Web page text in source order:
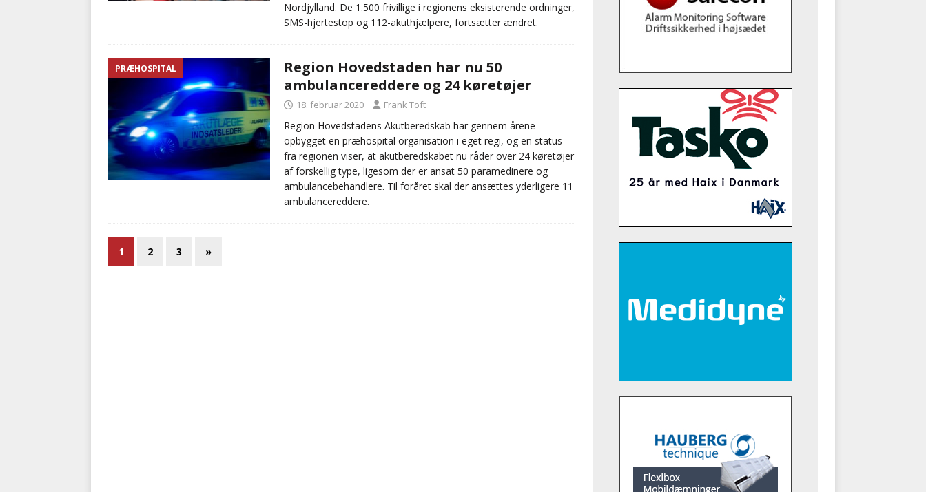
Nordjylland. De 1.500 frivillige i regionens eksisterende ordninger,
SMS-hjertestop og 112-akuthjælpere, fortsætter ændret.
PRÆHOSPITAL
Region Hovedstaden har nu 50
ambulancereddere og 24 køretøjer
18. februar 2020 Frank Toft
Region Hovedstadens Akutberedskab har gennem årene
opbygget en præhospital organisation i eget regi, og en status
fra regionen viser, at akutberedskabet nu råder over 24 køretøjer
af forskellig type, ligesom der er ansat 50 paramedinere og
ambulancebehandlere. Til foråret skal der ansættes yderligere 11
ambulancereddere.
1 2 3 »